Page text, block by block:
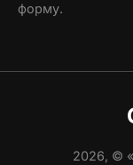
форму.
2026, ©